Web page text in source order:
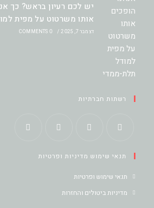
יש לכם רעיון בראש? כך
אותו משרטוט על מפית
דצמבר 7, 2025 /
0 COMMENTS
רשתות חברתיות
in
a
tab
in
tab
in
tab
in
תנאי שימוש מדיניות ופרטיות
תנאי שימוש ופרטיות
מדיניות ביטולים והחזרות